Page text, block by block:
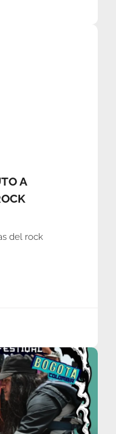
A
del rock